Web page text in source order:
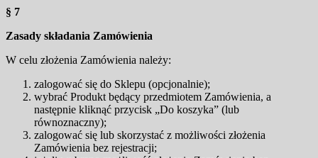
§ 7
Zasady składania Zamówienia
W celu złożenia Zamówienia należy:
zalogować się do Sklepu (opcjonalnie);
wybrać Produkt będący przedmiotem Zamówienia, a
następnie kliknąć przycisk „Do koszyka” (lub
równoznaczny);
zalogować się lub skorzystać z możliwości złożenia
Zamówienia bez rejestracji;